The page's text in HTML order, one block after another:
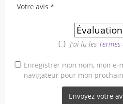
Votre avis *
J'ai lu les
Enregistrer mon nom, mon e-
navigateur pour mon